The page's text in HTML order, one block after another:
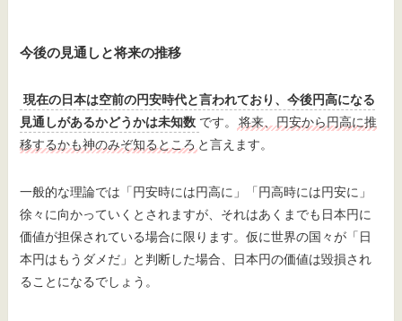
今後の見通しと将来の推移
現在の日本は空前の円安時代と言われており、今後円高になる
見通しがあるかどうかは未知数 です。
将来、円安から円高に推
移するかも神のみぞ知るところ と言えます。
一般的な理論では「円安時には円高に」「円高時には円安に」
徐々に向かっていくとされますが、それはあくまでも日本円に
価値が担保されている場合に限ります。仮に世界の国々が「日
本円はもうダメだ」と判断した場合、日本円の価値は毀損され
ることになるでしょう。